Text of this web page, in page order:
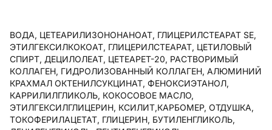
ВОДА, ЦЕТЕАРИЛИЗОНОНАНОАТ, ГЛИЦЕРИЛСТЕАРАТ SE,
ЭТИЛГЕКСИЛКОКОАТ, ГЛИЦЕРИЛСТЕАРАТ, ЦЕТИЛОВЫЙ
СПИРТ, ДЕЦИЛОЛЕАТ, ЦЕТЕАРЕТ-20, РАСТВОРИМЫЙ
КОЛЛАГЕН, ГИДРОЛИЗОВАННЫЙ КОЛЛАГЕН, АЛЮМИНИЙ
КРАХМАЛ ОКТЕНИЛСУКЦИНАТ, ФЕНОКСИЭТАНОЛ,
КАРРИЛИЛГЛИКОЛЬ, КОКОСОВОЕ МАСЛО,
ЭТИЛГЕКСИЛГЛИЦЕРИН, КСИЛИТ,КАРБОМЕР, ОТДУШКА,
ТОКОФЕРИЛАЦЕТАТ, ГЛИЦЕРИН, БУТИЛЕНГЛИКОЛЬ,